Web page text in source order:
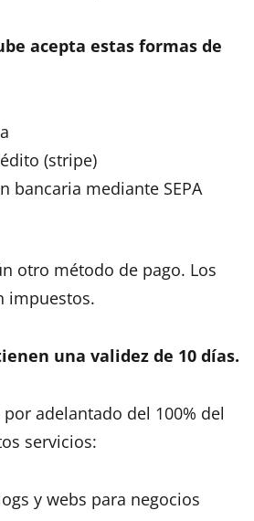
acepta estas formas de
(stripe)
bancaria mediante SEPA
otro método de pago. Los
impuestos.
una validez de 10 días.
adelantado del 100% del
servicios:
y webs para negocios